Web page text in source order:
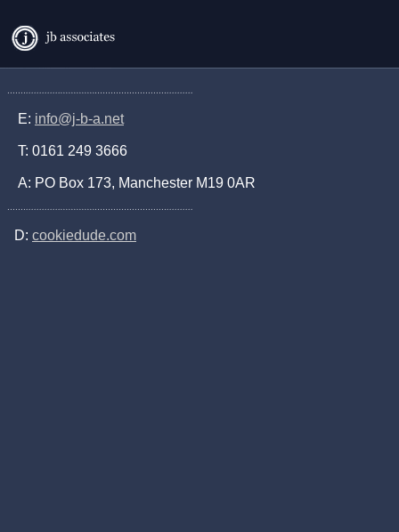
E: info@j-b-a.net
T: 0161 249 3666
A: PO Box 173, Manchester M19 0AR
D: cookiedude.com